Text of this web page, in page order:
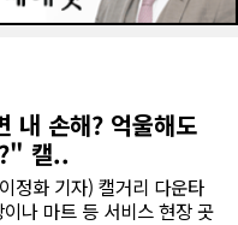
내 손해? 억울해도
캘..
정화 기자) 캘거리 다운타
나 마트 등 서비스 현장 곳